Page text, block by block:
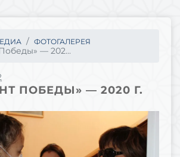
ФОТОГАЛЕРЕЯ
— 202...
ПОБЕДЫ» — 2020 Г.